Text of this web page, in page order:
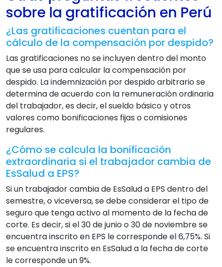
sobre la gratificación en Perú
¿Las gratificaciones cuentan para el
cálculo de la compensación por despido?
Las gratificaciones no se incluyen dentro del monto
que se usa para calcular la compensación por
despido. La indemnización por despido arbitrario se
determina de acuerdo con la remuneración ordinaria
del trabajador, es decir, el sueldo básico y otros
valores como bonificaciones fijas o comisiones
regulares.
¿Cómo se calcula la bonificación
extraordinaria si el trabajador cambia de
EsSalud a EPS?
Si un trabajador cambia de EsSalud a EPS dentro del
semestre, o viceversa, se debe considerar el tipo de
seguro que tenga activo al momento de la fecha de
corte. Es decir, si el 30 de junio o 30 de noviembre se
encuentra inscrito en EPS le corresponde el 6,75%. Si
se encuentra inscrito en EsSalud a la fecha de corte
le corresponde un 9%.